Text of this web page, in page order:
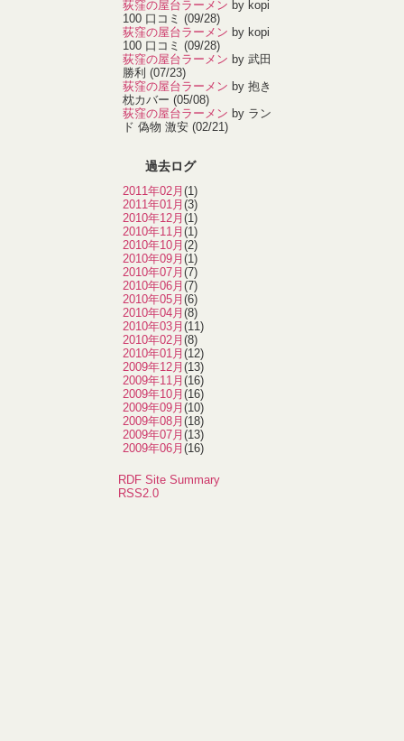
荻窪の屋台ラーメン by kopi
100 口コミ (09/28)
荻窪の屋台ラーメン by kopi
100 口コミ (09/28)
荻窪の屋台ラーメン by 武田
勝利 (07/23)
荻窪の屋台ラーメン by 抱き
枕カバー (05/08)
荻窪の屋台ラーメン by ラン
ド 偽物 激安 (02/21)
過去ログ
2011年02月 (1)
2011年01月 (3)
2010年12月 (1)
2010年11月 (1)
2010年10月 (2)
2010年09月 (1)
2010年07月 (7)
2010年06月 (7)
2010年05月 (6)
2010年04月 (8)
2010年03月 (11)
2010年02月 (8)
2010年01月 (12)
2009年12月 (13)
2009年11月 (16)
2009年10月 (16)
2009年09月 (10)
2009年08月 (18)
2009年07月 (13)
2009年06月 (16)
RDF Site Summary
RSS2.0